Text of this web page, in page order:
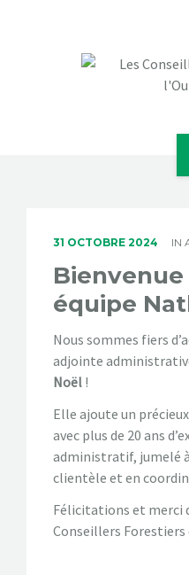
SERVICES
RÉALISATIONS
BLOGUE
31 OCTOBRE 2024 IN
équipe
Nous sommes fiers
adjointe
Noël !
Elle ajoute un
avec plus de 20 ans
administratif, jumelé à
clientèle et en
Félicitations et merci
Conseillers Forestiers